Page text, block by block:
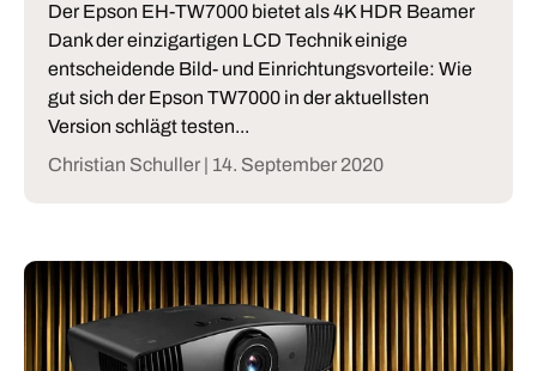
Der Epson EH-TW7000 bietet als 4K HDR Beamer
Dank der einzigartigen LCD Technik einige
entscheidende Bild- und Einrichtungsvorteile: Wie
gut sich der Epson TW7000 in der aktuellsten
Version schlägt testen...
Christian Schuller | 14. September 2020